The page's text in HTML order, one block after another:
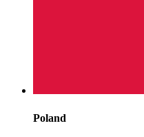
Poland